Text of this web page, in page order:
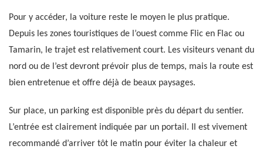
Pour y accéder, la voiture reste le moyen le plus pratique.
Depuis les zones touristiques de l’ouest comme Flic en Flac ou
Tamarin, le trajet est relativement court. Les visiteurs venant du
nord ou de l’est devront prévoir plus de temps, mais la route est
bien entretenue et offre déjà de beaux paysages.
Sur place, un parking est disponible près du départ du sentier.
L’entrée est clairement indiquée par un portail. Il est vivement
recommandé d’arriver tôt le matin pour éviter la chaleur et